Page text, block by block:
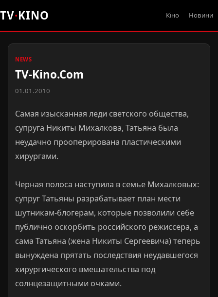
TV·KINO Кіно Новини
NEWS
TV-Kino.Com
01.01.2010
Самая изысканная леди светского общества,
супруга Никиты Михалкова, Татьяна была
неудачно прооперирована пластическими
хирургами.
Черная полоса наступила в семье Михалковых:
супруг Татьяны разрабатывает план мести
шутникам-блогерам, которые позволили себе
публично оскорбить российского режиссера, а
сама Татьяна (жена Никиты Сергеевича) теперь
вынуждена прятать последствия неудавшегося
хирургического вмешательства под
солнцезащитными очками.